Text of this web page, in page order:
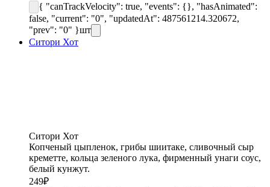
{ "canTrackVelocity": true, "events": {}, "hasAnimated":
false, "current": "0", "updatedAt": 487561214.320672,
"prev": "0" }шт
Ситори Хот
Ситори Хот
Копченый цыпленок, грибы шиитаке, сливочный сыр
креметте, кольца зеленого лука, фирменный унаги соус,
белый кунжут.
249₽